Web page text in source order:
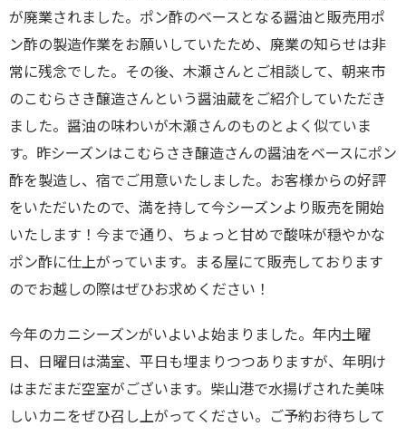
が廃業されました。ポン酢のベースとなる醤油と販売用ポ
ン酢の製造作業をお願いしていたため、廃業の知らせは非
常に残念でした。その後、木瀬さんとご相談して、朝来市
のこむらさき醸造さんという醤油蔵をご紹介していただき
ました。醤油の味わいが木瀬さんのものとよく似ていま
す。昨シーズンはこむらさき醸造さんの醤油をベースにポン
酢を製造し、宿でご用意いたしました。お客様からの好評
をいただいたので、満を持して今シーズンより販売を開始
いたします！今まで通り、ちょっと甘めで酸味が穏やかな
ポン酢に仕上がっています。まる屋にて販売しております
のでお越しの際はぜひお求めください！
今年のカニシーズンがいよいよ始まりました。年内土曜
日、日曜日は満室、平日も埋まりつつありますが、年明け
はまだまだ空室がございます。柴山港で水揚げされた美味
しいカニをぜひ召し上がってください。ご予約お待ちして